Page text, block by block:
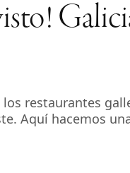
restaurantes
Aquí hacemos